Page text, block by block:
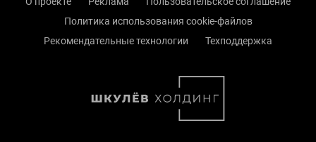
Политика использования cookie-файлов
Рекомендательные технологии
Техподдержка